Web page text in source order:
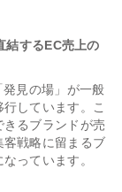
結するEC売上の
見の場」が一般
しています。こ
るブランドが売
客戦略に留まるブ
っています。